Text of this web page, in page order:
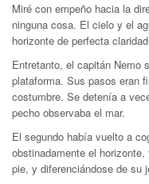
Miré con empeño hacia la
ninguna cosa. El cielo y el
horizonte de perfecta
Entretanto, el capitán Nemo
plataforma. Sus pasos eran
costumbre. Se detenía a
pecho observaba el mar.
El segundo había vuelto a
obstinadamente el
pie, y diferenciándose de su